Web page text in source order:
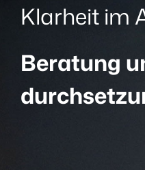
Klarheit im
Beratung